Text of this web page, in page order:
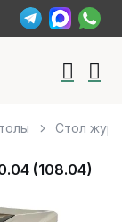
Стол
(108.04)